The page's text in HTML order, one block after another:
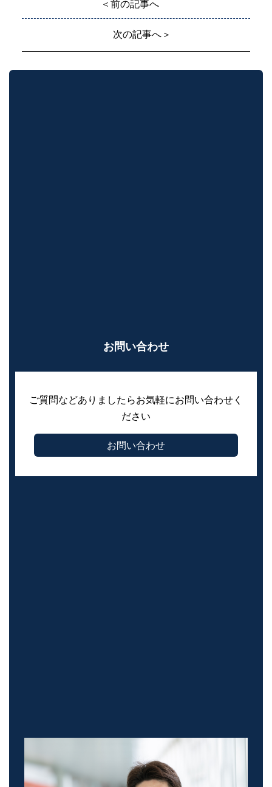
＜前の記事へ
次の記事へ＞
お問い合わせ
ご質問などありましたらお気軽にお問い合わせく
ださい
お問い合わせ